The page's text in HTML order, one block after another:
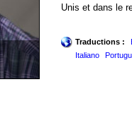
Unis et dans le
Traductions :
Italiano